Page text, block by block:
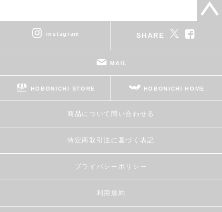
instagram SHARE
MAIL
HOBONICHI STORE HOBONICHI HOME
商品について問い合わせる
特定商取引法に基づく表記
プライバシーポリシー
利用規約